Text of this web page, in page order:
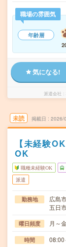
職場の雰囲気
年齢層
気になる!
派遣会社
未読 掲載日 2026/
【未経験
OK
職種未経験OK
派遣
勤務地
広島
五日
曜日頻度 月～
時間 08:00